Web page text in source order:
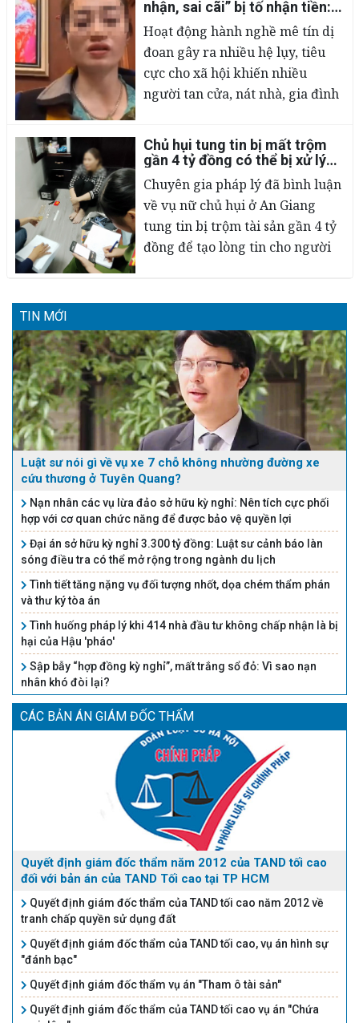
tính mạng của người khác.
nhận, sai cãi” bị tố nhận tiền:
Nếu thật, liệu có cấu thành tội
lừa đảo?
Hoạt động hành nghề mê tín dị
đoan gây ra nhiều hệ lụy, tiêu
cực cho xã hội khiến nhiều
người tan cửa, nát nhà, gia đình
các hoạt động mê tín dị đoan
đồng bóng, bói toán là cần thiết
để xã hội văn minh hơn, phát
triển lành mạnh hơn
02/03/2023
Chủ hụi tung tin bị mất trộm
gần 4 tỷ đồng có thể bị xử lý
thế nào?
Chuyên gia pháp lý đã bình luận
về vụ nữ chủ hụi ở An Giang
tung tin bị trộm tài sản gần 4 tỷ
đồng để tạo lòng tin cho người
TIN MỚI
Luật sư nói gì về vụ xe 7 chỗ không nhường đường xe
cứu thương ở Tuyên Quang?
Nạn nhân các vụ lừa đảo sở hữu kỳ nghỉ: Nên tích cực phối
hợp với cơ quan chức năng để được bảo vệ quyền lợi
Đại án sở hữu kỳ nghỉ 3.300 tỷ đồng: Luật sư cảnh báo làn
sóng điều tra có thể mở rộng trong ngành du lịch
Tình tiết tăng nặng vụ đối tượng nhốt, dọa chém thẩm phán
và thư ký tòa án
Tình huống pháp lý khi 414 nhà đầu tư không chấp nhận là bị
hại của Hậu 'pháo'
Sập bẫy “hợp đồng kỳ nghỉ”, mất trắng sổ đỏ: Vì sao nạn
nhân khó đòi lại?
CÁC BẢN ÁN GIÁM ĐỐC THẨM
Quyết định giám đốc thẩm năm 2012 của TAND tối cao
đối với bản án của TAND Tối cao tại TP HCM
Quyết định giám đốc thẩm của TAND tối cao năm 2012 về
tranh chấp quyền sử dụng đất
Quyết định giám đốc thẩm của TAND tối cao, vụ án hình sự
"đánh bạc"
Quyết định giám đốc thẩm vụ án "Tham ô tài sản"
Quyết định giám đốc thẩm của TAND tối cao vụ án "Chứa